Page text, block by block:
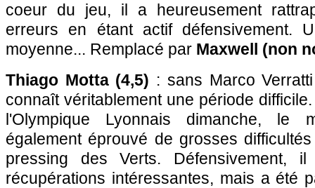
coeur du jeu, il a heureusement
erreurs en étant actif défensivement.
moyenne... Remplacé par Maxwell (non
Thiago Motta (4,5) : sans Marco
connaît véritablement une période
l'Olympique Lyonnais dimanche, le
également éprouvé de grosses
pressing des Verts. Défensivement,
récupérations intéressantes, mais a été